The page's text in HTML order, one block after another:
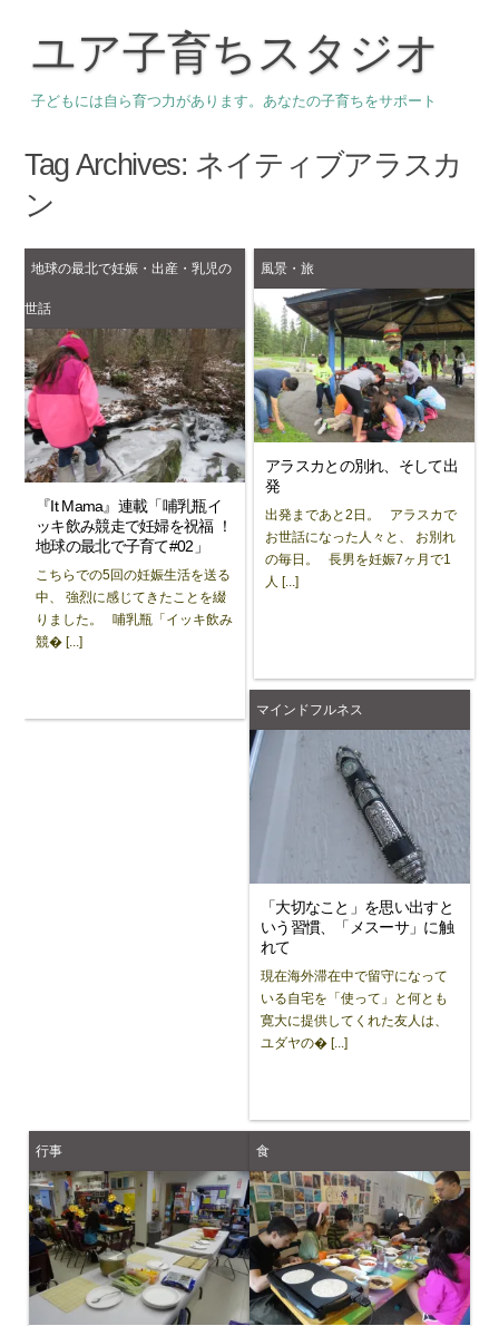
ユア子育ちスタジオ
子どもには自ら育つ力があります。あなたの子育ちをサポート
Tag Archives: ネイティブアラスカ
ン
地球の最北で妊娠・出産・乳児の
世話
『It Mama』連載「哺乳瓶イ
ッキ飲み競走で妊婦を祝福 ！
地球の最北で子育て#02」
こちらでの5回の妊娠生活を送る
中、 強烈に感じてきたことを綴
りました。 哺乳瓶「イッキ飲み
競� [...]
風景・旅
アラスカとの別れ、そして出
発
出発まであと2日。 アラスカで
お世話になった人々と、 お別れ
の毎日。 長男を妊娠7ヶ月で1
人 [...]
マインドフルネス
「大切なこと」を思い出すと
いう習慣、「メスーサ」に触
れて
現在海外滞在中で留守になって
いる自宅を「使って」と何とも
寛大に提供してくれた友人は、
ユダヤの� [...]
行事 食